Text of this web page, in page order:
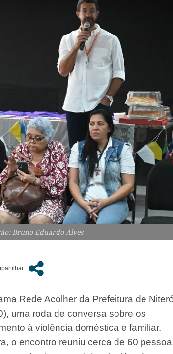
Bruno Eduardo Alves
Rede Acolher da Prefeitura de
uma roda de conversa sobre os
à violência doméstica e familiar.
o encontro reuniu cerca de 60